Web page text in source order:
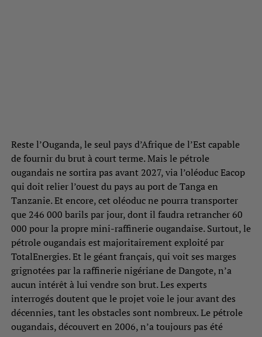
Reste l’Ouganda, le seul pays d’Afrique de l’Est capable
de fournir du brut à court terme. Mais le pétrole
ougandais ne sortira pas avant 2027, via l’oléoduc Eacop
qui doit relier l’ouest du pays au port de Tanga en
Tanzanie. Et encore, cet oléoduc ne pourra transporter
que 246 000 barils par jour, dont il faudra retrancher 60
000 pour la propre mini-raffinerie ougandaise. Surtout, le
pétrole ougandais est majoritairement exploité par
TotalEnergies. Et le géant français, qui voit ses marges
grignotées par la raffinerie nigériane de Dangote, n’a
aucun intérêt à lui vendre son brut. Les experts
interrogés doutent que le projet voie le jour avant des
décennies, tant les obstacles sont nombreux. Le pétrole
ougandais, découvert en 2006, n’a toujours pas été